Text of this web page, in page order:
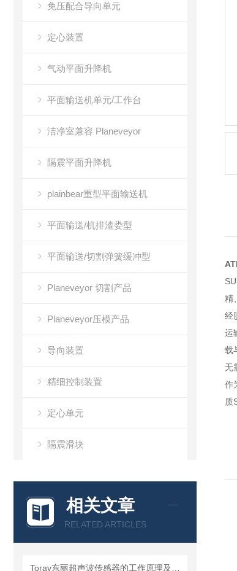
免压配合导向单元
定心装置
气动平面升降机
平面输送机单元/工作台
洁净室兼容 Planeveyor
隔震平面升降机
plainbear重型平面输送机
平面输送/机排渣娄型
平面输送/切割弹簧缓冲型
Planeveyor 切割产品
Planeveyor压模产品
导向装置
精细控制装置
定心单元
隔震滑块
查看全部产品 >>
相关文章
RELATED ARTICLES
精
经
运
载
无
作
质